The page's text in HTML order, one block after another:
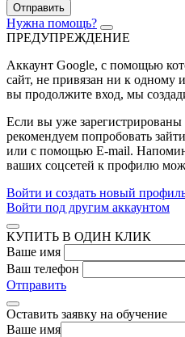
Отправить
Нужна помощь?
ПРЕДУПРЕЖДЕНИЕ
Аккаунт Google, с помощью
сайт, не привязан ни к одному из пользователей сайта. Если
вы продолжите вход, мы
Если вы уже
рекомендуем попробовать зайти
или с помощью E-mail.
Войти и создать новый
Войти под другим аккаунтом
КУПИТЬ В ОДИН КЛИК
Ваше имя
Ваш телефон
Отправить
Оставить заявку на обучение
Ваше имя